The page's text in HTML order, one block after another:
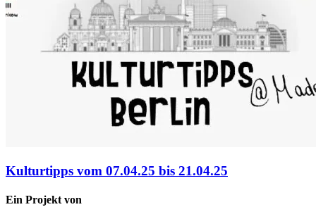
Kulturtipps vom 07.04.25 bis 21.04.25
Ein Projekt von